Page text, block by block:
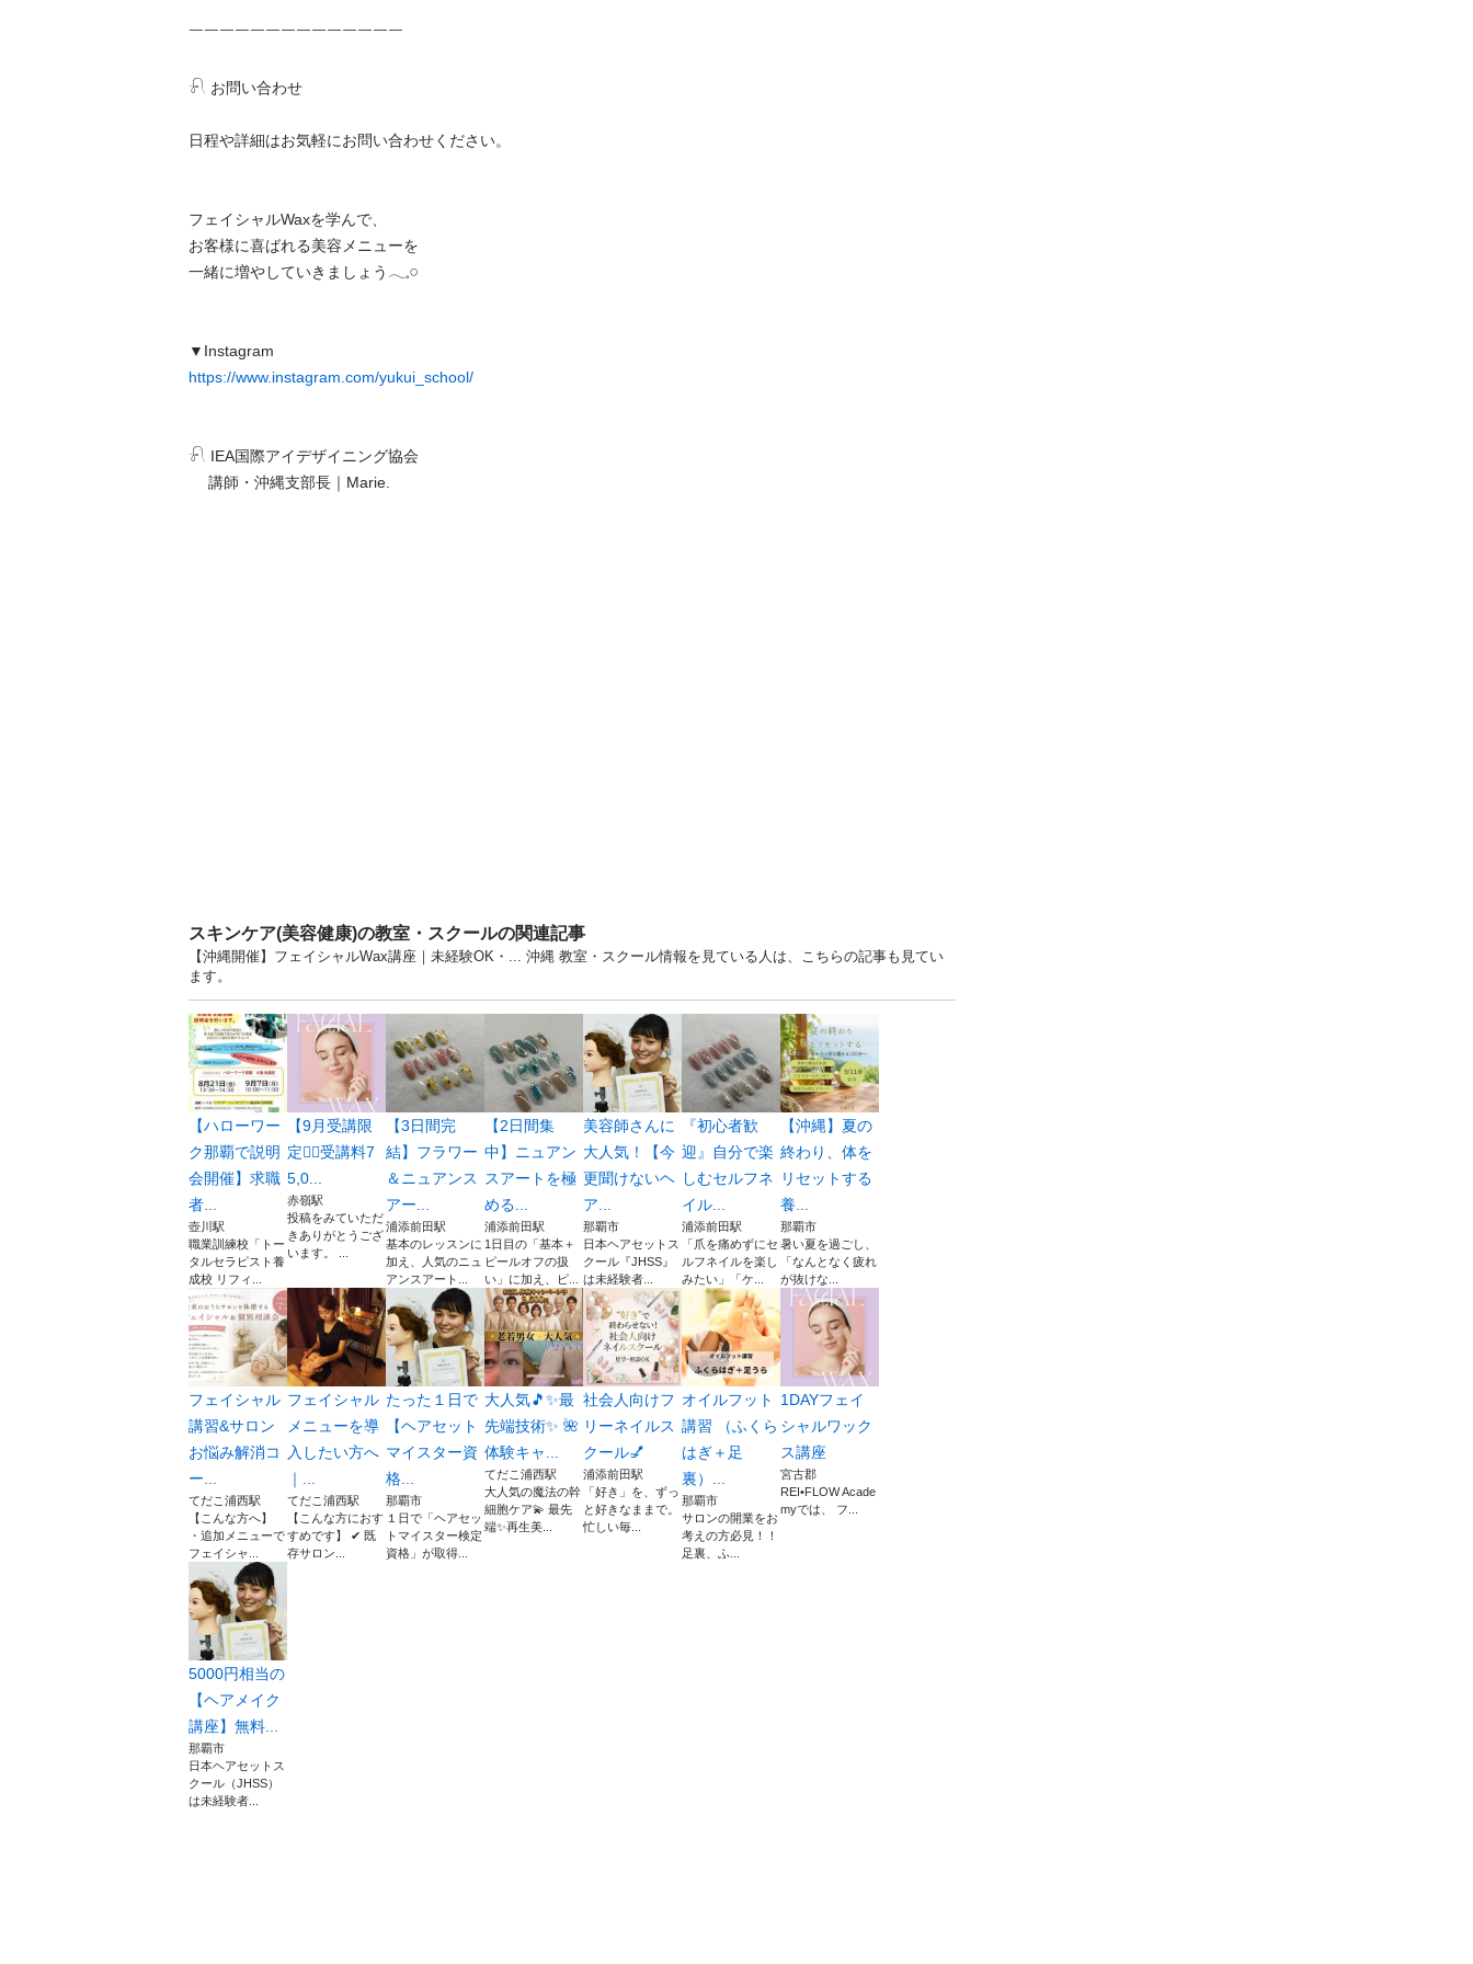
￣￣￣￣￣￣￣￣￣￣￣￣￣￣
𓍯 お問い合わせ
日程や詳細はお気軽にお問い合わせください。
フェイシャルWaxを学んで、
お客様に喜ばれる美容メニューを
一緒に増やしていきましょう𓂃𓈒𓏸
https://www.instagram.com/yukui_school/
𓍯 IEA国際アイデザイニング協会
講師・沖縄支部長｜Marie.
スキンケア(美容健康)の教室・スクールの関連記事
【沖縄開催】フェイシャルWax講座｜未経験OK・... 沖縄 教室・スクール情報を見ている人は、こちらの記事も見てい
ます。
【ハローワー
ク那覇で説明
会開催】求職
者...
壺川駅
職業訓練校「トー
タルセラピスト養
成校 リフィ...
【9月受講限
定❤️‍🔥受講料7
5,0...
赤嶺駅
投稿をみていただ
きありがとうござ
います。 ...
【3日間完
結】フラワー
＆ニュアンス
アー...
浦添前田駅
基本のレッスンに
加え、人気のニュ
アンスアート...
【2日間集
中】ニュアン
スアートを極
める...
浦添前田駅
1日目の「基本＋
ピールオフの扱
い」に加え、ピ...
美容師さんに
大人気！【今
更聞けないヘ
ア...
那覇市
日本ヘアセットス
クール『JHSS』
は未経験者...
『初心者歓
迎』自分で楽
しむセルフネ
イル...
浦添前田駅
「爪を痛めずにセ
ルフネイルを楽し
みたい」「ケ...
【沖縄】夏の
終わり、体を
リセットする
養...
那覇市
暑い夏を過ごし、
「なんとなく疲れ
が抜けな...
フェイシャル
講習&サロン
お悩み解消コ
ー...
てだこ浦西駅
【こんな方へ】
・追加メニューで
フェイシャ...
フェイシャル
メニューを導
入したい方へ
｜...
てだこ浦西駅
【こんな方におす
すめです】 ✔ 既
存サロン...
たった１日で
【ヘアセット
マイスター資
格...
那覇市
１日で「ヘアセッ
トマイスター検定
資格」が取得...
大人気🎵✨最
先端技術✨ 🌺
体験キャ...
てだこ浦西駅
大人気の魔法の幹
細胞ケア💫 最先
端✨再生美...
社会人向けフ
リーネイルス
クール💅
浦添前田駅
「好き」を、ずっ
と好きなままで。
忙しい毎...
オイルフット
講習 （ふくら
はぎ＋足
裏）...
那覇市
サロンの開業をお
考えの方必見！！
足裏、ふ...
1DAYフェイ
シャルワック
ス講座
宮古郡
REI•FLOW Acade
myでは、 フ...
5000円相当の
【ヘアメイク
講座】無料...
那覇市
日本ヘアセットス
クール（JHSS）
は未経験者...